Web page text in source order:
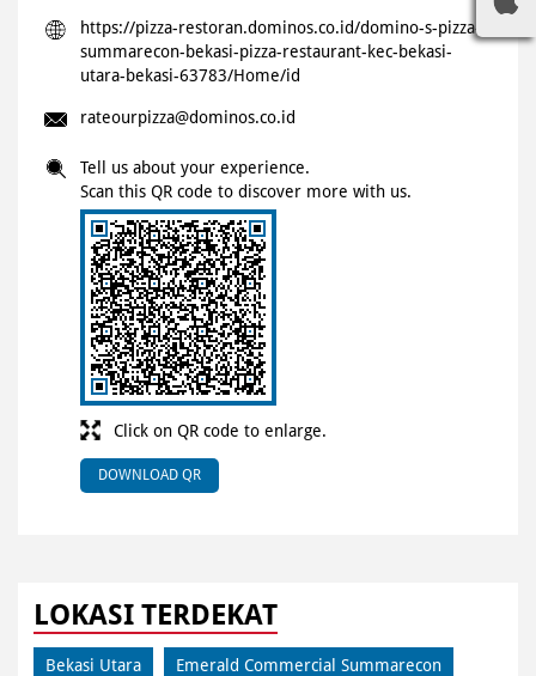
https://pizza-restoran.dominos.co.id/domino-s-pizza-
summarecon-bekasi-pizza-restaurant-kec-bekasi-
utara-bekasi-63783/Home/id
rateourpizza@dominos.co.id
Click on QR code to enlarge.
Tell us about your experience.
Scan this QR code to discover more with us.
DOWNLOAD QR
LOKASI TERDEKAT
Bekasi Utara Emerald Commercial Summarecon